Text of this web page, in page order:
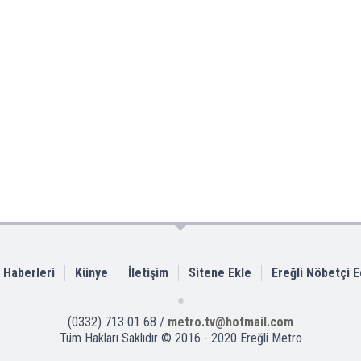
Haberleri Künye İletişim Sitene Ekle Ereğli Nöbetçi
(0332) 713 01 68 / metro.tv@hotmail.com
Tüm Hakları Saklıdır © 2016 - 2020 Ereğli Metro